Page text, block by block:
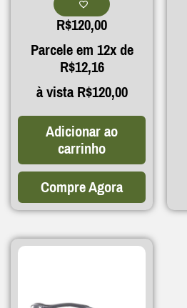
R$120,00
Parcele em 12x de
R$12,16
à vistaR$120,00
Adicionar ao
carrinho
Compre Agora